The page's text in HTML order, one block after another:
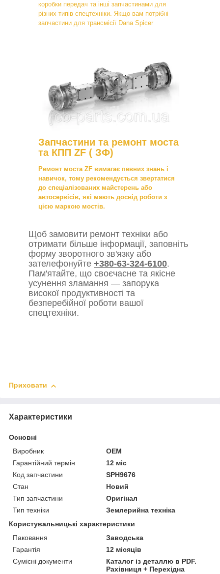
коробки передач та інші запчастинами для
різних типів спецтехніки. Якщо вам потрібні
запчастини для трансмісії Dana Spicer
Запчастини та ремонт моста
та КПП ZF ( ЗФ)
Ремонт моста ZF вимагає певних знань і
навичок, тому рекомендується звертатися
до спеціалізованих майстерень або
автосервісів, які мають досвід роботи з
цією маркою мостів.
Щоб замовити ремонт техніки або
отримати більше інформації, заповніть
форму зворотного зв'язку або
зателефонуйте +380-63-324-6100.
Пам'ятайте, що своєчасне та якісне
усунення зламання — запорука
високої продуктивності та
безперебійної роботи вашої
спецтехніки.
Приховати
Характеристики
Основні
Виробник
OEM
Гарантійний термін
12 міс
Код запчастини
SPH9676
Стан
Новий
Тип запчастини
Оригінал
Тип техніки
Землерийна техніка
Користувальницькі характеристики
Паковання
Заводська
Гарантія
12 місяців
Сумісні документи
Каталог із деталлю в PDF.
Рахівниця + Перехідна